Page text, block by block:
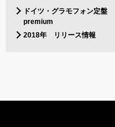
ドイツ・グラモフォン定盤
premium
2018年 リリース情報